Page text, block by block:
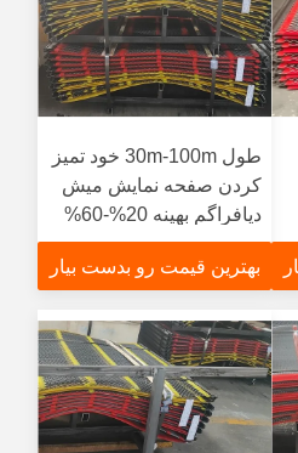
طول 30m-100m خود تمیز
کردن صفحه نمایش میش
دیافراگم بهینه 20%-60%
بهترین قیمت رو بدست بیار